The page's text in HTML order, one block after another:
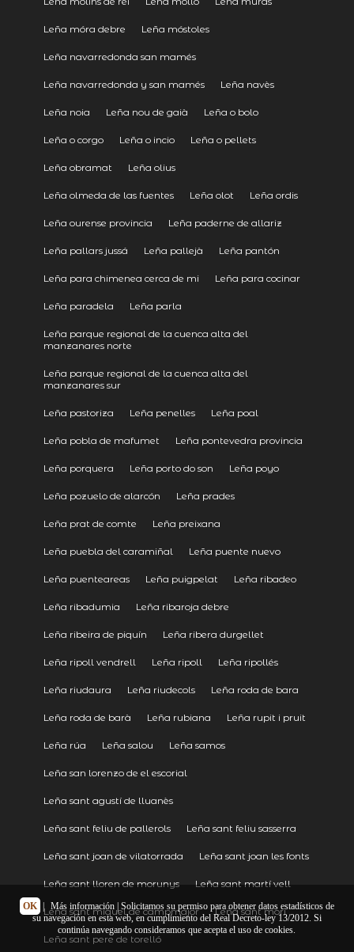
Leña móra debre Leña móstoles
Leña navarredonda san mamés
Leña navarredonda y san mamés Leña navès
Leña noia Leña nou de gaià Leña o bolo
Leña o corgo Leña o incio Leña o pellets
Leña obramat Leña olius
Leña olmeda de las fuentes Leña olot Leña ordis
Leña ourense provincia Leña paderne de allariz
Leña pallars jussá Leña pallejà Leña pantón
Leña para chimenea cerca de mi Leña para cocinar
Leña paradela Leña parla
Leña parque regional de la cuenca alta del
manzanares norte
Leña parque regional de la cuenca alta del
manzanares sur
Leña pastoriza Leña penelles Leña poal
Leña pobla de mafumet Leña pontevedra provincia
Leña porquera Leña porto do son Leña poyo
Leña pozuelo de alarcón Leña prades
Leña prat de comte Leña preixana
Leña puebla del caramiñal Leña puente nuevo
Leña puenteareas Leña puigpelat Leña ribadeo
Leña ribadumia Leña ribaroja debre
Leña ribeira de piquín Leña ribera durgellet
Leña ripoll vendrell Leña ripoll Leña ripollés
Leña riudaura Leña riudecols Leña roda de bara
Leña roda de barà Leña rubiana Leña rupit i pruit
Leña rúa Leña salou Leña samos
Leña san lorenzo de el escorial
Leña sant agustí de lluanès
Leña sant feliu de pallerols Leña sant feliu sasserra
Leña sant joan de vilatorrada Leña sant joan les fonts
Leña sant lloren de morunys Leña sant martí vell
Leña sant miquel de campmajor Leña sant mori
Leña sant pere de torelló
OK | Más información| Solicitamos su permiso para obtener datos estadísticos de
su navegación en esta web, en cumplimiento del Real Decreto-ley 13/2012. Si
continúa navegando consideramos que acepta el uso de cookies.